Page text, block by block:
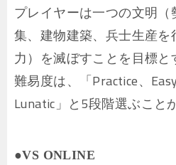
プレイヤーは一つの文明
集、建物建築、兵士生産
力）を滅ぼすことを目標と
難易度は、「Practice、
Lunatic」と5段階選ぶこと
●VS ONLINE